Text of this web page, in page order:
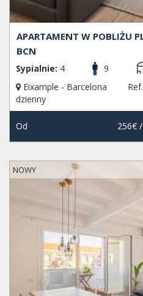
APARTAMENT W POBLIŻU
BCN
Sypialnie: 4 9
Eixample - Barcelona
dzienny
Od 256€/
NOWY